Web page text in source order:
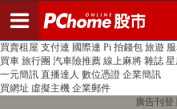
PChome首頁 線上購物 24h購物 書店
買賣租屋 支付連 國際連 Pi 拍錢包 旅遊
買車 旅行團 汽車險推薦 線上麻將 雜誌 星
一元簡訊 直播達人 數位憑證 企業簡訊
買網址 虛擬主機 企業郵件
廣告刊登